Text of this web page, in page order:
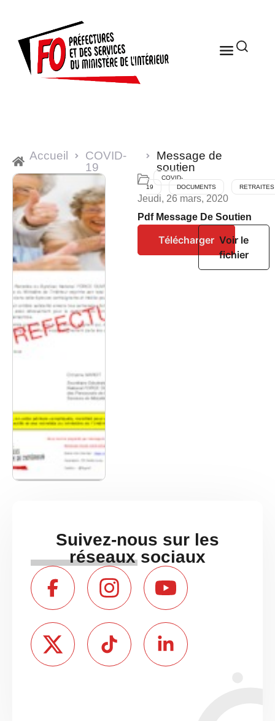
Accueil
COVID-
19
Message de
soutien
COVID-
19
DOCUMENTS RETRAITES
Jeudi, 26 mars, 2020
Pdf Message De Soutien
Télécharger Voir le
fichier
Suivez-nous sur les
réseaux sociaux